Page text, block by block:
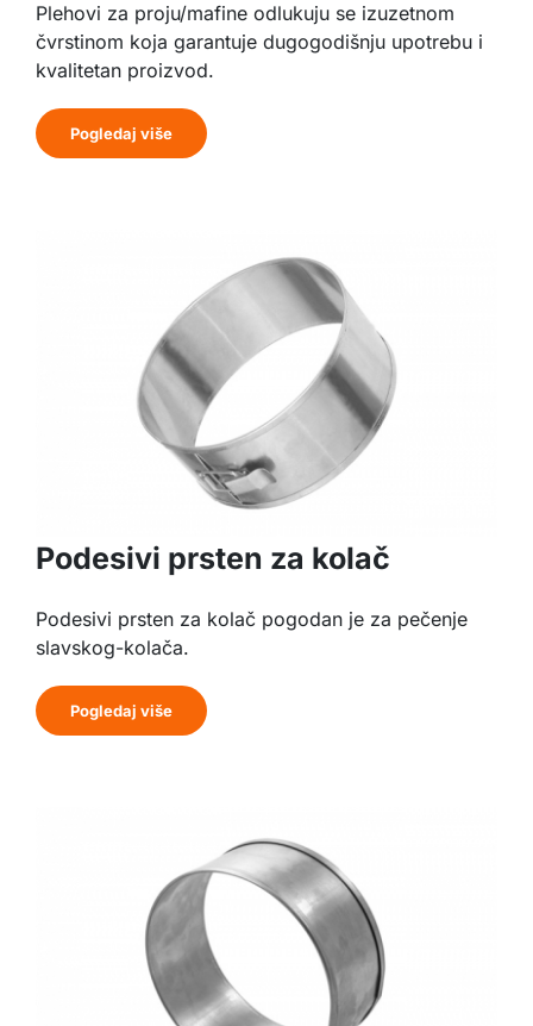
Plehovi za proju/mafine odlukuju se izuzetnom
čvrstinom koja garantuje dugogodišnju upotrebu i
kvalitetan proizvod.
Pogledaj više
Podesivi prsten za kolač
Podesivi prsten za kolač pogodan je za pečenje
slavskog-kolača.
Pogledaj više